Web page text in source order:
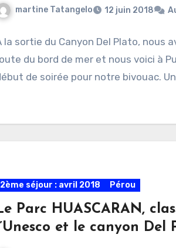
martine Tatangelo 12 juin 2018
la sortie du Canyon Del Plato, nous
du bord de mer et nous voici à
de soirée pour notre bivouac.
2ème séjour : avril 2018 Pérou
Parc HUASCARAN,
et le canyon Del